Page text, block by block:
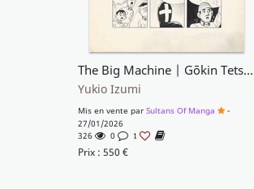
The Big Machine | Gōkin Tetsuko Hara | Shōnen | pg11
Yukio Izumi
Mis en vente par Sultans Of Manga
-
27/01/2026
326
0 1
Prix : 550 €